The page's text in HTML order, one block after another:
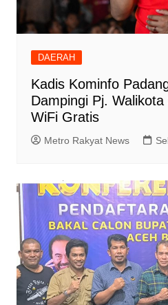
DAERAH
Kadis Kominfo
Dampingi Pj.
WiFi Gratis
Metro Rakyat News